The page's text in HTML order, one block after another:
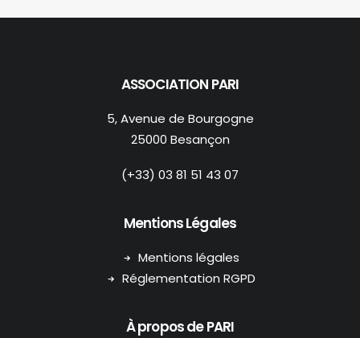
ASSOCIATION PARI
5, Avenue de Bourgogne
25000 Besançon
(+33) 03 81 51 43 07
Mentions Légales
Mentions légales
Réglementation RGPD
À propos de PARI